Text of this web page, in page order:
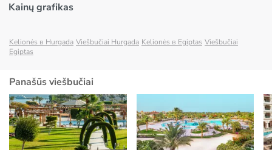
Kainų grafikas
Kelionės в Hurgada Viešbučiai Hurgada Kelionės в Egiptas Viešbučiai
Egiptas
Panašūs viešbučiai